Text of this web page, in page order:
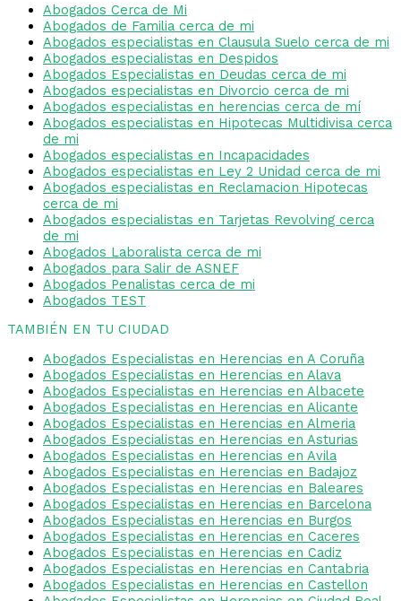
Abogados Cerca de Mi
Abogados de Familia cerca de mi
Abogados especialistas en Clausula Suelo cerca de mi
Abogados especialistas en Despidos
Abogados Especialistas en Deudas cerca de mi
Abogados especialistas en Divorcio cerca de mi
Abogados especialistas en herencias cerca de mí
Abogados especialistas en Hipotecas Multidivisa cerca
de mi
Abogados especialistas en Incapacidades
Abogados especialistas en Ley 2 Unidad cerca de mi
Abogados especialistas en Reclamacion Hipotecas
cerca de mi
Abogados especialistas en Tarjetas Revolving cerca
de mi
Abogados Laboralista cerca de mi
Abogados para Salir de ASNEF
Abogados Penalistas cerca de mi
Abogados TEST
TAMBIÉN EN TU CIUDAD
Abogados Especialistas en Herencias en A Coruña
Abogados Especialistas en Herencias en Alava
Abogados Especialistas en Herencias en Albacete
Abogados Especialistas en Herencias en Alicante
Abogados Especialistas en Herencias en Almeria
Abogados Especialistas en Herencias en Asturias
Abogados Especialistas en Herencias en Avila
Abogados Especialistas en Herencias en Badajoz
Abogados Especialistas en Herencias en Baleares
Abogados Especialistas en Herencias en Barcelona
Abogados Especialistas en Herencias en Burgos
Abogados Especialistas en Herencias en Caceres
Abogados Especialistas en Herencias en Cadiz
Abogados Especialistas en Herencias en Cantabria
Abogados Especialistas en Herencias en Castellon